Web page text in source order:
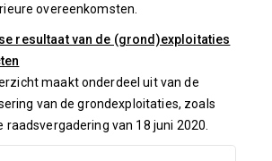
overeenkomsten.
resultaat van de (grond)exploitaties
maakt onderdeel uit van de
van de grondexploitaties, zoals
raadsvergadering van 18 juni 2020.